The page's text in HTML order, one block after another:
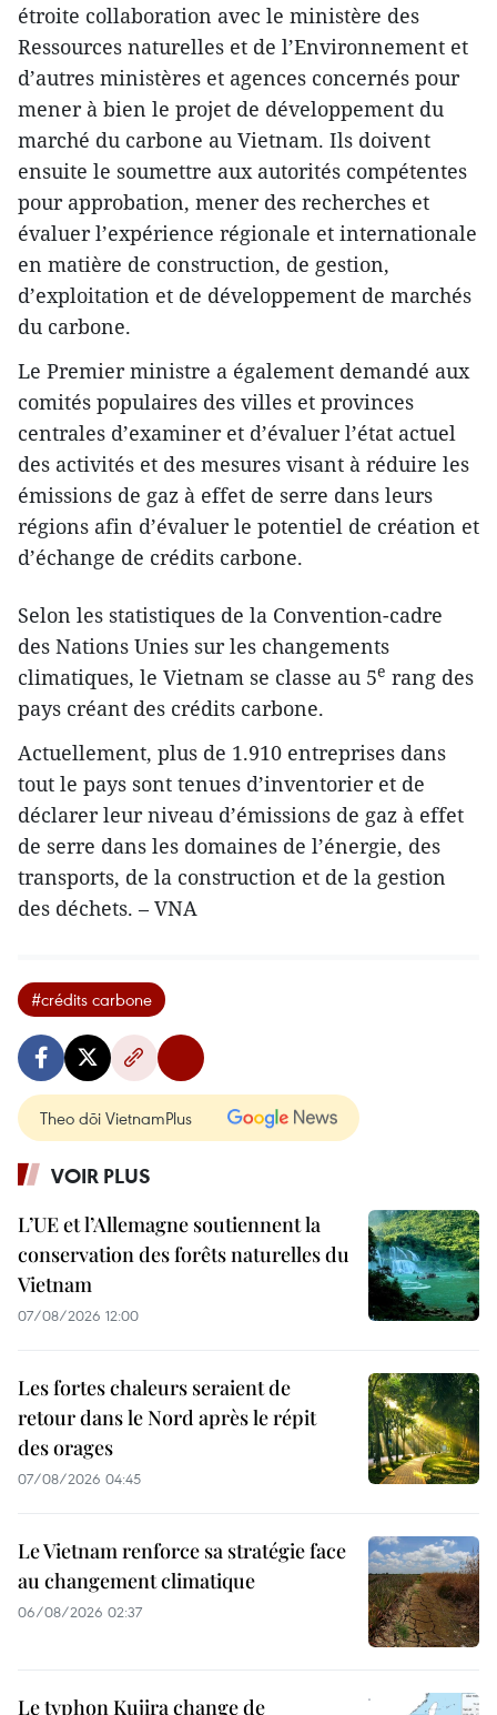
étroite collaboration avec le ministère des
Ressources naturelles et de l’Environnement et
d’autres ministères et agences concernés pour
mener à bien le projet de développement du
marché du carbone au Vietnam. Ils doivent
ensuite le soumettre aux autorités compétentes
pour approbation, mener des recherches et
évaluer l’expérience régionale et internationale
en matière de construction, de gestion,
d’exploitation et de développement de marchés
du carbone.
Le Premier ministre a également demandé aux
comités populaires des villes et provinces
centrales d’examiner et d’évaluer l’état actuel
des activités et des mesures visant à réduire les
émissions de gaz à effet de serre dans leurs
régions afin d’évaluer le potentiel de création et
d’échange de crédits carbone.
Selon les statistiques de la Convention-cadre
des Nations Unies sur les changements
climatiques, le Vietnam se classe au 5e rang des
pays créant des crédits carbone.
Actuellement, plus de 1.910 entreprises dans
tout le pays sont tenues d’inventorier et de
déclarer leur niveau d’émissions de gaz à effet
de serre dans les domaines de l’énergie, des
transports, de la construction et de la gestion
des déchets. – VNA
#crédits carbone
Theo dõi VietnamPlus
VOIR PLUS
L’UE et l’Allemagne soutiennent la
conservation des forêts naturelles du
Vietnam
07/08/2026 12:00
Les fortes chaleurs seraient de
retour dans le Nord après le répit
des orages
07/08/2026 04:45
Le Vietnam renforce sa stratégie face
au changement climatique
06/08/2026 02:37
Le typhon Kujira change de